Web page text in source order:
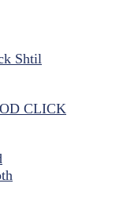
Shtil
CLICK